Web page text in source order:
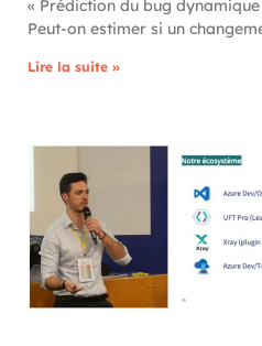
« Prédiction du bug
Peut-on estimer si un
Lire la suite »